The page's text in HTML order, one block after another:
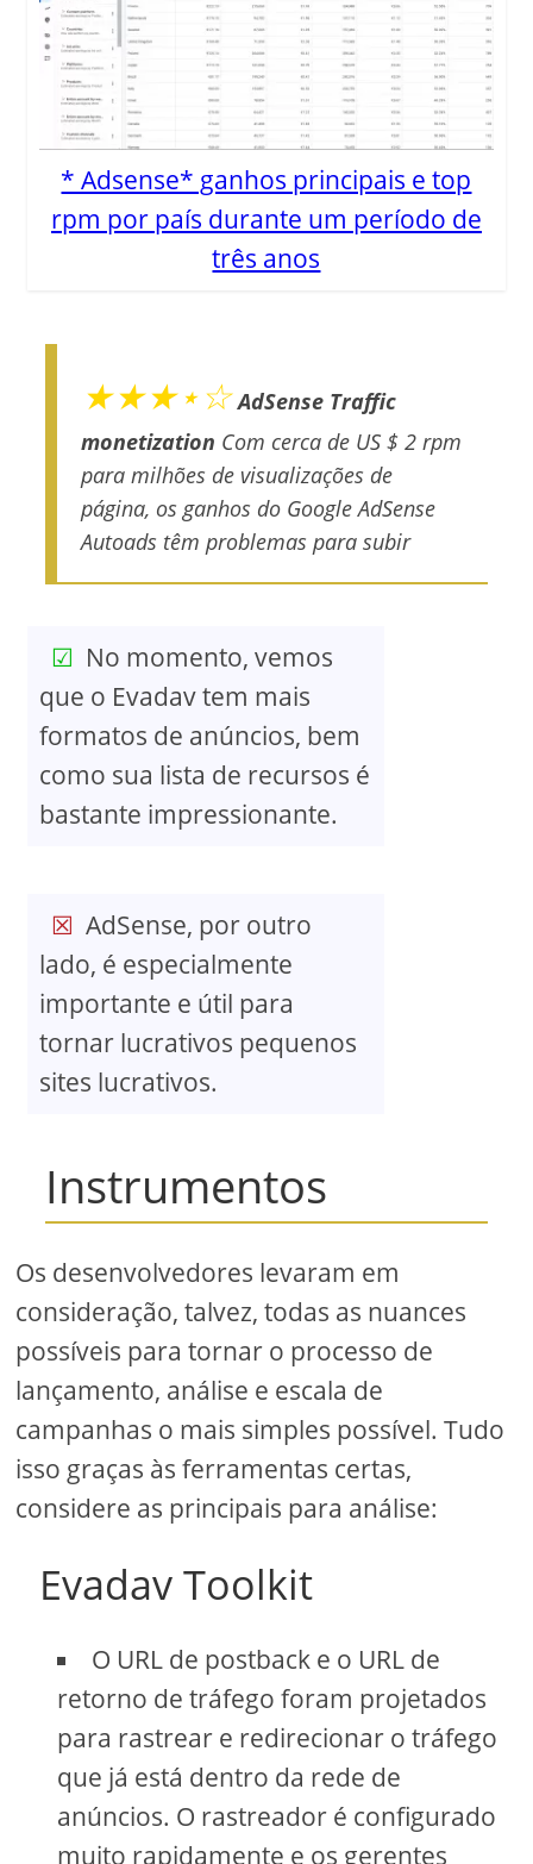
* Adsense* ganhos principais e top
rpm por país durante um período de
três anos
★★★⋆☆ AdSense Traffic
monetization Com cerca de US $ 2 rpm
para milhões de visualizações de
página, os ganhos do Google AdSense
Autoads têm problemas para subir
No momento, vemos
que o Evadav tem mais
formatos de anúncios, bem
como sua lista de recursos é
bastante impressionante.
AdSense, por outro
lado, é especialmente
importante e útil para
tornar lucrativos pequenos
sites lucrativos.
Instrumentos
Os desenvolvedores levaram em
consideração, talvez, todas as nuances
possíveis para tornar o processo de
lançamento, análise e escala de
campanhas o mais simples possível. Tudo
isso graças às ferramentas certas,
considere as principais para análise:
Evadav Toolkit
O URL de postback e o URL de
retorno de tráfego foram projetados
para rastrear e redirecionar o tráfego
que já está dentro da rede de
anúncios. O rastreador é configurado
muito rapidamente e os gerentes